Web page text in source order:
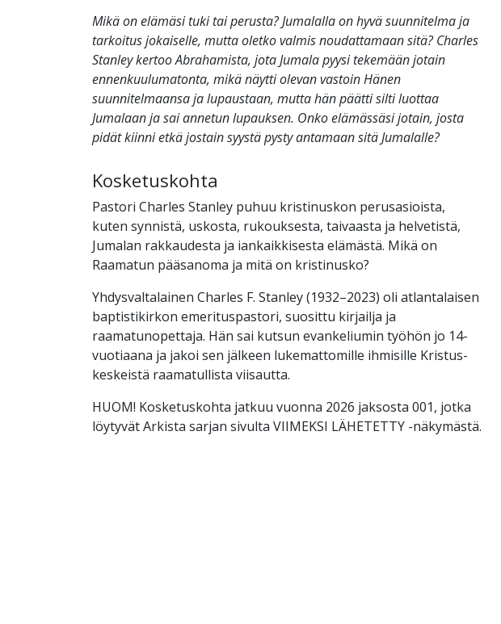
Mikä on elämäsi tuki tai perusta? Jumalalla on hyvä suunnitelma ja
tarkoitus jokaiselle, mutta oletko valmis noudattamaan sitä? Charles
Stanley kertoo Abrahamista, jota Jumala pyysi tekemään jotain
ennenkuulumatonta, mikä näytti olevan vastoin Hänen
suunnitelmaansa ja lupaustaan, mutta hän päätti silti luottaa
Jumalaan ja sai annetun lupauksen. Onko elämässäsi jotain, josta
pidät kiinni etkä jostain syystä pysty antamaan sitä Jumalalle?
Kosketuskohta
Pastori Charles Stanley puhuu kristinuskon perusasioista,
kuten synnistä, uskosta, rukouksesta, taivaasta ja helvetistä,
Jumalan rakkaudesta ja iankaikkisesta elämästä. Mikä on
Raamatun pääsanoma ja mitä on kristinusko?
Yhdysvaltalainen Charles F. Stanley (1932–2023) oli atlantalaisen
baptistikirkon emerituspastori, suosittu kirjailja ja
raamatunopettaja. Hän sai kutsun evankeliumin työhön jo 14-
vuotiaana ja jakoi sen jälkeen lukemattomille ihmisille Kristus-
keskeistä raamatullista viisautta.
HUOM! Kosketuskohta jatkuu vuonna 2026 jaksosta 001, jotka
löytyvät Arkista sarjan sivulta VIIMEKSI LÄHETETTY -näkymästä.